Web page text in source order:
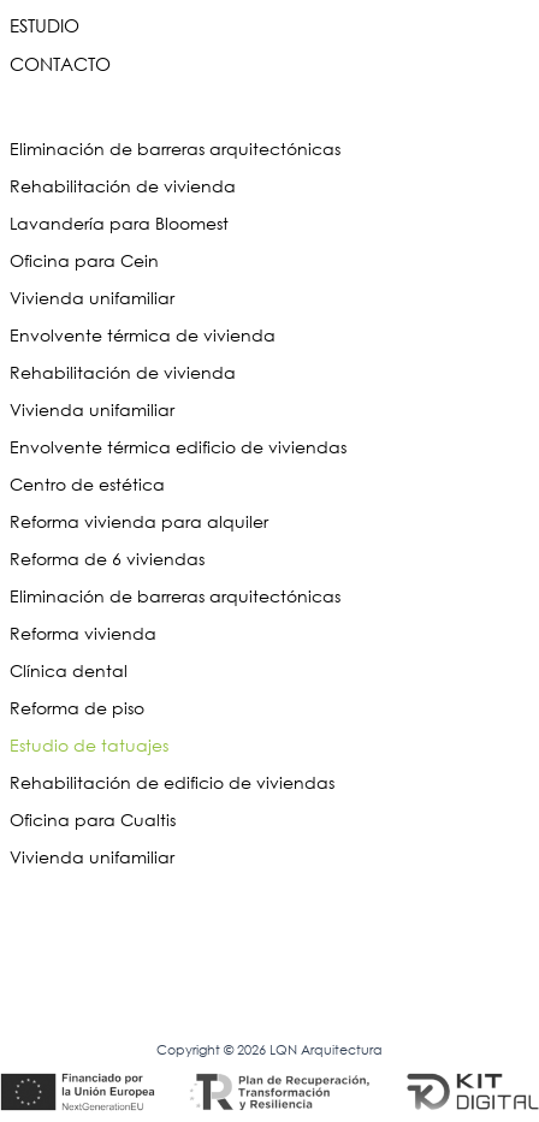
ESTUDIO
CONTACTO
Eliminación de barreras arquitectónicas
Rehabilitación de vivienda
Lavandería para Bloomest
Oficina para Cein
Vivienda unifamiliar
Envolvente térmica de vivienda
Rehabilitación de vivienda
Vivienda unifamiliar
Envolvente térmica edificio de viviendas
Centro de estética
Reforma vivienda para alquiler
Reforma de 6 viviendas
Eliminación de barreras arquitectónicas
Reforma vivienda
Clínica dental
Reforma de piso
Estudio de tatuajes
Rehabilitación de edificio de viviendas
Oficina para Cualtis
Vivienda unifamiliar
Copyright © 2026 LQN Arquitectura